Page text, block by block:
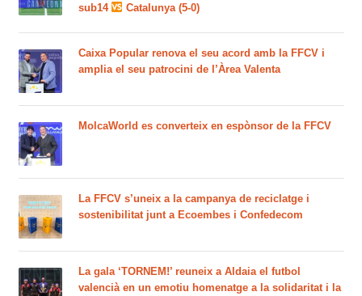
sub14
Catalunya (5-0)
Caixa Popular renova el seu acord amb la FFCV i
amplia el seu patrocini de l’Àrea Valenta
MolcaWorld es converteix en espònsor de la FFCV
La FFCV s’uneix a la campanya de reciclatge i
sostenibilitat junt a Ecoembes i Confedecom
La gala ‘TORNEM!’ reuneix a Aldaia el futbol
valencià en un emotiu homenatge a la solidaritat i la